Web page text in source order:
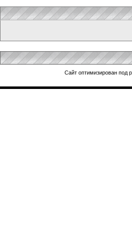
Сайт оптимизирован под